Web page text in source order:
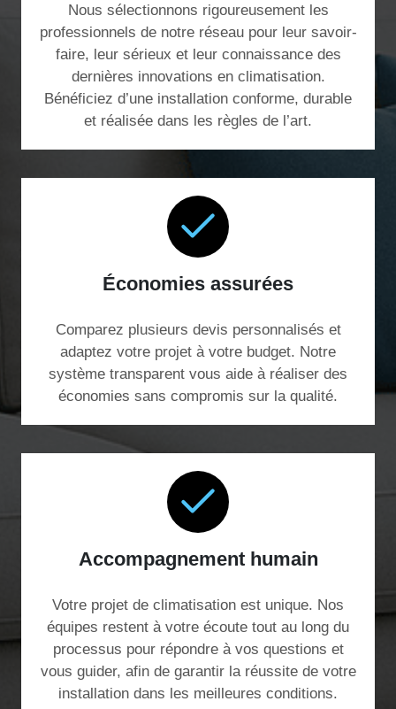
Nous sélectionnons rigoureusement les
professionnels de notre réseau pour leur savoir-
faire, leur sérieux et leur connaissance des
dernières innovations en climatisation.
Bénéficiez d’une installation conforme, durable
et réalisée dans les règles de l’art.
Économies assurées
Comparez plusieurs devis personnalisés et
adaptez votre projet à votre budget. Notre
système transparent vous aide à réaliser des
économies sans compromis sur la qualité.
Accompagnement humain
Votre projet de climatisation est unique. Nos
équipes restent à votre écoute tout au long du
processus pour répondre à vos questions et
vous guider, afin de garantir la réussite de votre
installation dans les meilleures conditions.